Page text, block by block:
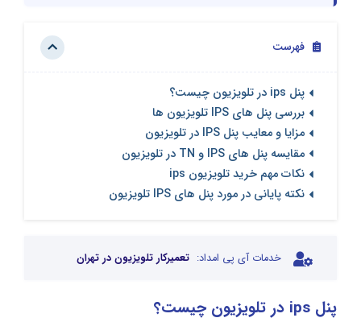
فهرست
پنل ips در تلویزیون چیست؟
بررسی پنل های IPS تلویزیون ها
مزایا و معایب پنل IPS در تلویزیون
مقایسه پنل های IPS و TN در تلویزیون
نکات مهم خرید تلویزیون ips
نکته پایانی در مورد پنل های IPS تلویزیون
خدمات آی پی امداد: تعمیرکار تلویزیون در تهران
پنل ips در تلویزیون چیست؟